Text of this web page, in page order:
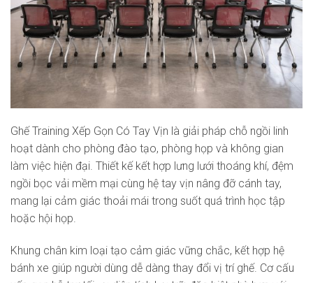
Ghế Training Xếp Gọn Có Tay Vịn là giải pháp chỗ ngồi linh
hoạt dành cho phòng đào tạo, phòng họp và không gian
làm việc hiện đại. Thiết kế kết hợp lưng lưới thoáng khí, đệm
ngồi bọc vải mềm mại cùng hệ tay vịn nâng đỡ cánh tay,
mang lại cảm giác thoải mái trong suốt quá trình học tập
hoặc hội họp.
Khung chân kim loại tạo cảm giác vững chắc, kết hợp hệ
bánh xe giúp người dùng dễ dàng thay đổi vị trí ghế. Cơ cấu